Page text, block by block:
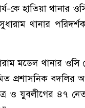
কে হাতিয়া থানার
থানার
মডেল থানার ওসি
প্রশাসনিক বদলির
ও যুবলীগের ৪৭